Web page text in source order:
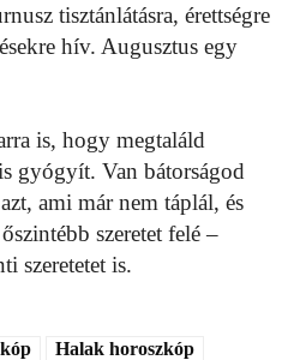
tisztánlátásra, érettségre
hív. Augusztus egy
is, hogy megtaláld
gyógyít. Van bátorságod
ami már nem táplál, és
szeretet felé –
szeretetet is.
Halak horoszkóp